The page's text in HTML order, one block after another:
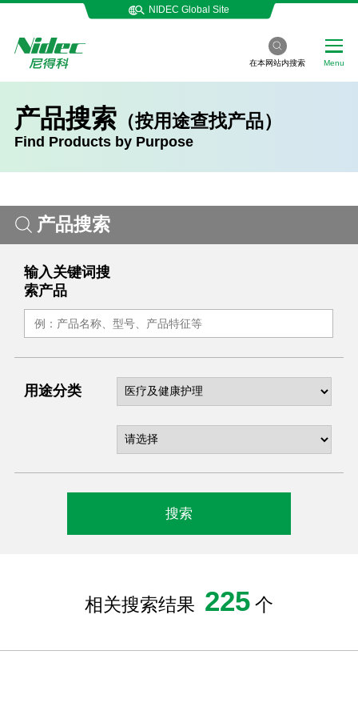
NIDEC Global Site
在本网站内搜索 Menu
产品搜索（按用途查找产品）
Find Products by Purpose
产品搜索
输入关键词搜
索产品
用途分类
相关搜索结果 225 个